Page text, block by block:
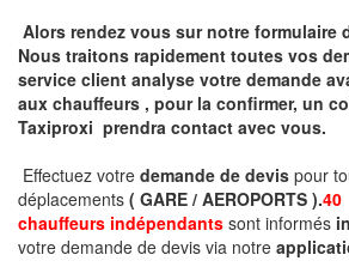
Alors rendez vous sur notre formulaire
Nous traitons rapidement toutes vos
service client analyse votre demande
aux chauffeurs , pour la confirmer, un
Taxiproxi prendra contact avec vous.
Effectuez votre demande de devis pour
déplacements ( GARE / AEROPORTS ).40
chauffeurs indépendants sont informés
votre demande de devis via notre